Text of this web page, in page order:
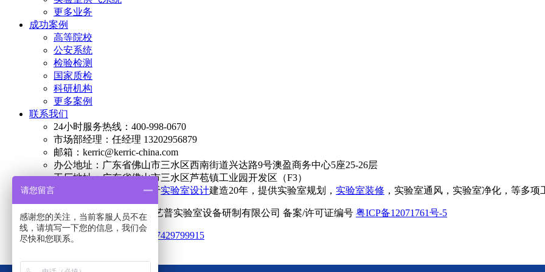
更多业务
成功案例
高等院校
公安系统
检验检测
国家质检
科研机构
更多案例
联系我们
24小时服务热线：400-998-0670
市场部经理：任经理 13202956879
邮箱：kerric@kerric-china.com
办公地址：广东省佛山市三水区西南街道兴达路9号澳盈商务中心5座25-26层
工厂地址：广东省佛山市三水区芦苞镇工业园开发区（F3）
简介：科艺普集团专注于实验室设计建造20年，提供实验室规划， 实验室装修 ，实验室通风，实验室净化，等多项
Copyright © 2023-2028 广东科艺普实验室设备研制有限公司 备案/许可证编号 粤ICP备12071761号-5
统一社会信用代码：914406077429799915
请您留言
感谢您的关注，当前客服人员不在
线，请填写一下您的信息，我们会
尽快和您联系。